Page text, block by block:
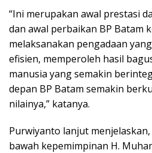
“Ini merupakan awal prestasi
dan awal perbaikan BP Batam
melaksanakan pengadaan
efisien, memperoleh hasil
manusia yang semakin
depan BP Batam semakin
nilainya,” katanya.
Purwiyanto lanjut
bawah kepemimpinan H.